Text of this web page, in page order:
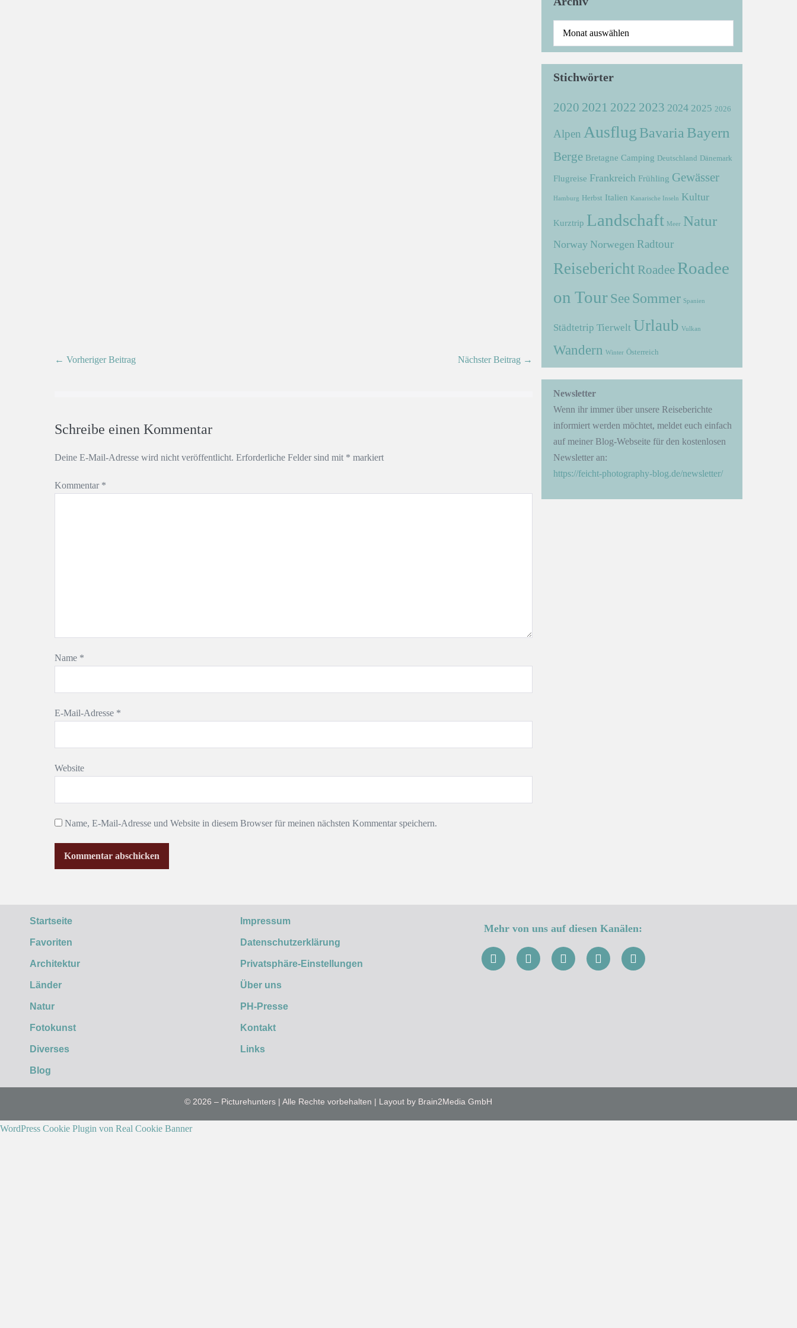
← Vorheriger Beitrag Nächster Beitrag →
Schreibe einen Kommentar
Deine E-Mail-Adresse wird nicht veröffentlicht. Erforderliche Felder sind mit * markiert
Kommentar *
Name *
E-Mail-Adresse *
Website
Name, E-Mail-Adresse und Website in diesem Browser für meinen nächsten Kommentar speichern.
Stichwörter
2020 2021 2022 2023 2024 2025 2026
Alpen Ausflug Bavaria Bayern
Berge Bretagne Camping Deutschland Dänemark
Flugreise Frankreich Frühling Gewässer
Hamburg Herbst Italien Kanarische Inseln Kultur
Kurztrip Landschaft Meer Natur
Norway Norwegen Radtour
Reisebericht Roadee Roadee
on Tour See Sommer Spanien
Städtetrip Tierwelt Urlaub Vulkan
Wandern Winter Österreich
Newsletter
Wenn ihr immer über unsere Reiseberichte
informiert werden möchtet, meldet euch einfach
auf meiner Blog-Webseite für den kostenlosen
Newsletter an:
https://feicht-photography-blog.de/newsletter/
Startseite
Favoriten
Architektur
Länder
Natur
Fotokunst
Diverses
Blog
Impressum
Datenschutzerklärung
Privatsphäre-Einstellungen
Über uns
PH-Presse
Kontakt
Links
Mehr von uns auf diesen Kanälen:
© 2026 – Picturehunters | Alle Rechte vorbehalten | Layout by Brain2Media GmbH
WordPress Cookie Plugin von Real Cookie Banner